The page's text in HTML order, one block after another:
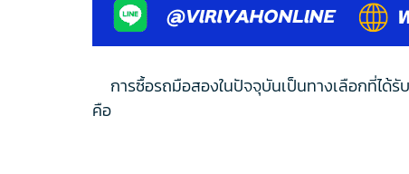
การซื้อรถมือสองในปัจจุบันเป็นทางเลือกที่ได้รั
คือ